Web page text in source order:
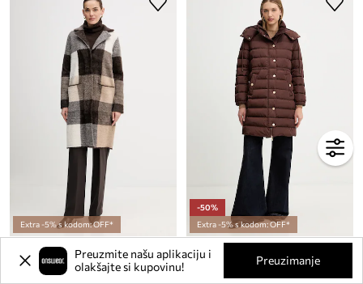
Extra -5% s kodom: OFF*
Kaput Joseph Ribkoff
Trenutna cijena:
139,90 €
-50%
Extra -5% s kodom: OFF*
Pernata jakna Weekend Max Mara CERBERO
Trenutna cijena:
Preuzmite našu aplikaciju i
olakšajte si kupovinu!
Preuzimanje